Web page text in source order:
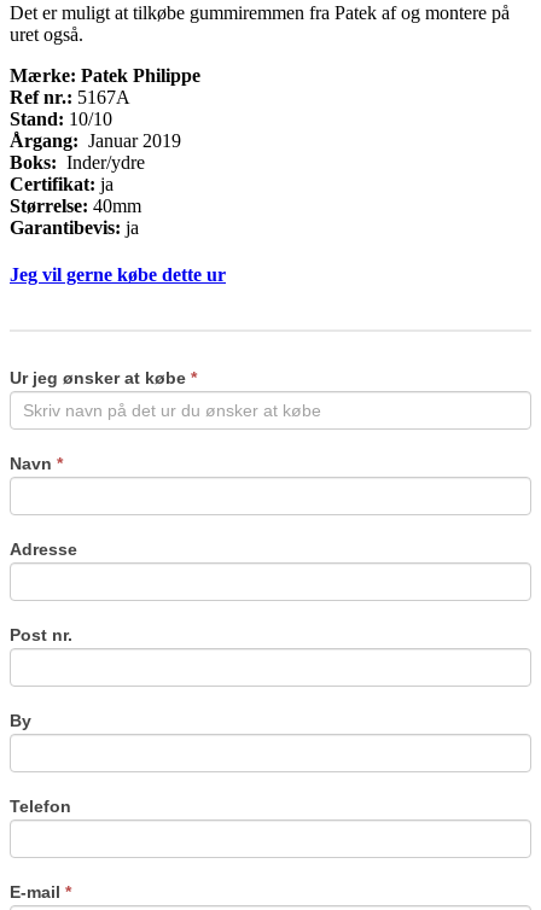
Det er muligt at tilkøbe gummiremmen fra Patek af og montere på
uret også.
Mærke: Patek Philippe
Ref nr.: 5167A
Stand: 10/10
Årgang: Januar 2019
Boks: Inder/ydre
Certifikat: ja
Størrelse: 40mm
Garantibevis: ja
Jeg vil gerne købe dette ur
Ur jeg ønsker at købe *
Navn *
Adresse
Post nr.
By
Telefon
E-mail *
human,
leave
this
blank.